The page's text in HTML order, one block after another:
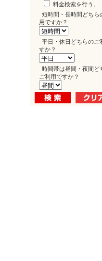
料金検索を行う。
短時間・長時間どちら
用ですか？
平日・休日どちらのご
すか？
時間帯は昼間・夜間ど
ご利用ですか？